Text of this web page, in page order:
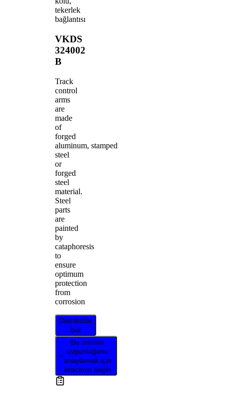
tekerlek
bağlantısı
VKDS
324002
B
Track
control
arms
are
made
of
forged
aluminum, stamped
steel
or
forged
steel
material.
Steel
parts
are
painted
by
cataphoresis
to
ensure
optimum
protection
from
corrosion
Distribütör
bul
Bu ürünün
uygunluğunu
onaylamak için
aracınızı seçin